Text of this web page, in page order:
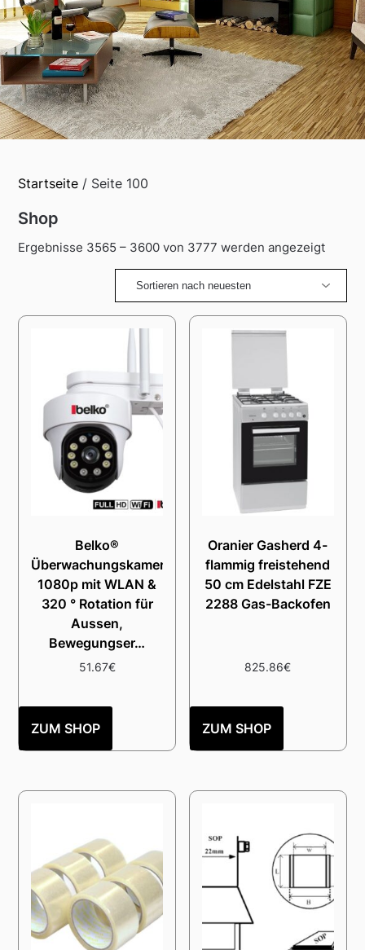
Startseite / Seite 100
Shop
Ergebnisse 3565 – 3600 von 3777 werden angezeigtSorted
latest
Belko®
Überwachungskamera,
1080p mit WLAN &
320 ° Rotation für
Aussen,
Bewegungser…
51.67€
ZUM SHOP
Oranier Gasherd 4-
flammig freistehend
50 cm Edelstahl FZE
2288 Gas-Backofen
825.86€
ZUM SHOP